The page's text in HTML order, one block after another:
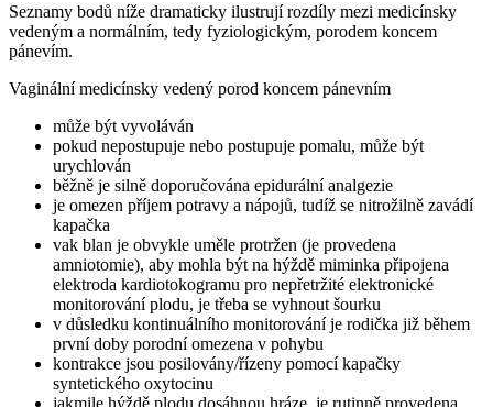
Seznamy bodů níže dramaticky ilustrují rozdíly mezi medicínsky
vedeným a normálním, tedy fyziologickým, porodem koncem
pánevím.
Vaginální medicínsky vedený porod koncem pánevním
může být vyvoláván
pokud nepostupuje nebo postupuje pomalu, může být
urychlován
běžně je silně doporučována epidurální analgezie
je omezen příjem potravy a nápojů, tudíž se nitrožilně zavádí
kapačka
vak blan je obvykle uměle protržen (je provedena
amniotomie), aby mohla být na hýždě miminka připojena
elektroda kardiotokogramu pro nepřetržité elektronické
monitorování plodu, je třeba se vyhnout šourku
v důsledku kontinuálního monitorování je rodička již během
první doby porodní omezena v pohybu
kontrakce jsou posilovány/řízeny pomocí kapačky
syntetického oxytocinu
jakmile hýždě plodu dosáhnou hráze, je rutinně provedena